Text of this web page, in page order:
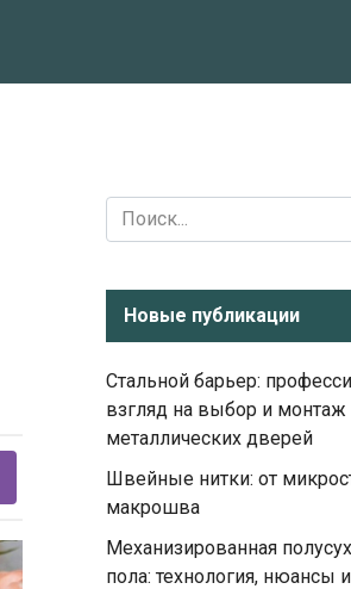
Search
for:
Новые публикации
Стальной барьер:
взгляд на выбор и
металлических дверей
Швейные нитки: от
макрошва
Механизированная
пола: технология, нюансы